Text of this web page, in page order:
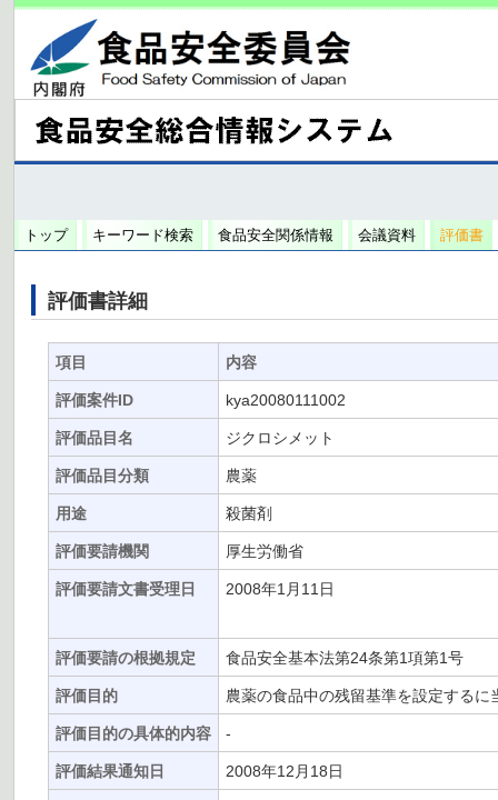
トップ キーワード検索 食品安全関係情報 会議資料 評価書
評価書詳細
項目 内容
評価案件ID kya20080111002
評価品目名 ジクロシメット
評価品目分類 農薬
用途 殺菌剤
評価要請機関 厚生労働省
評価要請文書受理日 2008年1月11日
評価要請の根拠規定 食品安全基本法第24条第1項第1号
評価目的 農薬の食品中の残留基準を設定するに
評価目的の具体的内容 -
評価結果通知日 2008年12月18日